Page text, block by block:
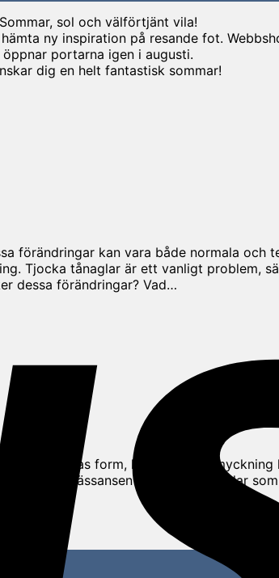
Sommar, sol och välförtjänt vila!
ny inspiration på resande fot.
öppnar portarna igen i augusti.
dig en helt fantastisk sommar!
förändringar kan vara både normala och
Tjocka tånaglar är ett vanligt problem,
dessa förändringar? Vad…
tider. Deras form, längd och
och renässansen Modern tid Naglar